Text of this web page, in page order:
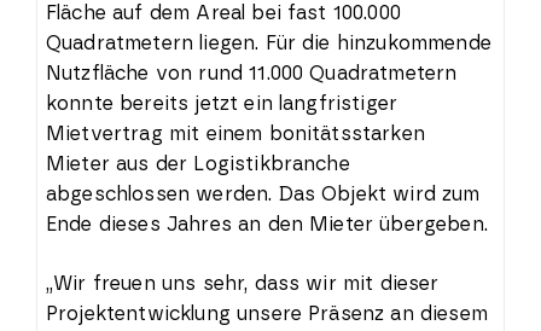
Fläche auf dem Areal bei fast 100.000
Quadratmetern liegen. Für die hinzukommende
Nutzfläche von rund 11.000 Quadratmetern
konnte bereits jetzt ein langfristiger
Mietvertrag mit einem bonitätsstarken
Mieter aus der Logistikbranche
abgeschlossen werden. Das Objekt wird zum
Ende dieses Jahres an den Mieter übergeben.
„Wir freuen uns sehr, dass wir mit dieser
Projektentwicklung unsere Präsenz an diesem